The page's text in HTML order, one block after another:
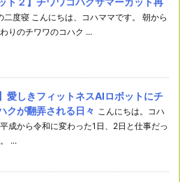
二度寝 こんにちは、コハママです。 朝から
りのチワワのコハク ...
愛しきフィットネスAIロボットにチ
クが翻弄される日々 こんにちは。コハ
成から令和に変わった1日、2日と仕事だっ
...